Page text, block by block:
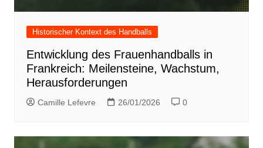
Historischer Kontext des Handballs
Entwicklung des Frauenhandballs in
Frankreich: Meilensteine, Wachstum,
Herausforderungen
Camille Lefevre 26/01/2026 0